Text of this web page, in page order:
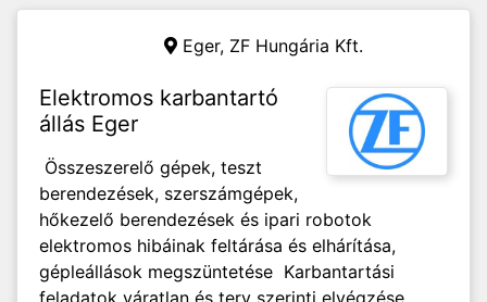
Eger, ZF Hungária Kft.
Elektromos karbantartó
állás Eger
Összeszerelő gépek, teszt
berendezések, szerszámgépek,
hőkezelő berendezések és ipari robotok
elektromos hibáinak feltárása és elhárítása,
gépleállások megszüntetése Karbantartási
feladatok váratlan és terv szerinti elvégzése,